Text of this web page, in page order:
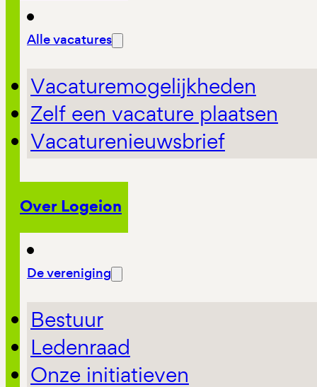
Alle vacatures
Vacaturemogelijkheden
Zelf een vacature plaatsen
Vacaturenieuwsbrief
Over Logeion
De vereniging
Bestuur
Ledenraad
Onze initiatieven